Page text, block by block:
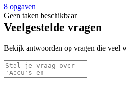
8 opgaven
Geen taken beschikbaar
Veelgestelde vragen
Bekijk antwoorden op vragen die veel